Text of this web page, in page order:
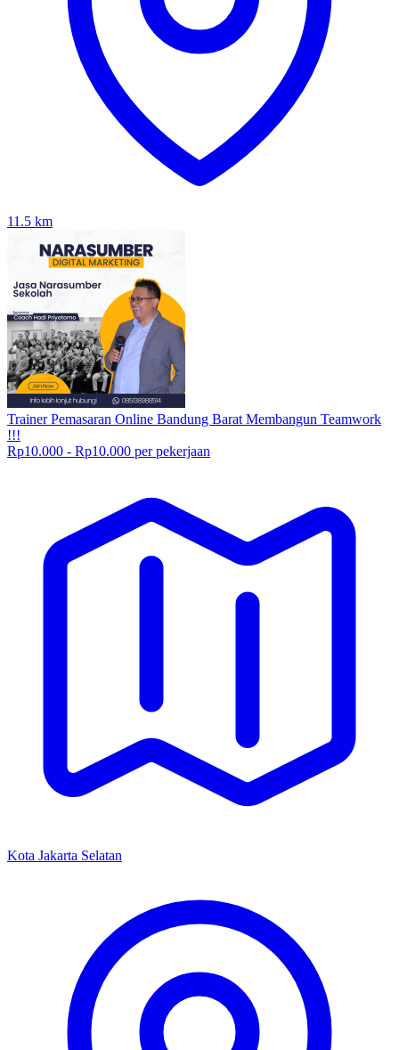
11.5 km
Trainer Pemasaran Online Bandung Barat Membangun Teamwork
!!!
Rp10.000 - Rp10.000 per pekerjaan
Kota Jakarta Selatan